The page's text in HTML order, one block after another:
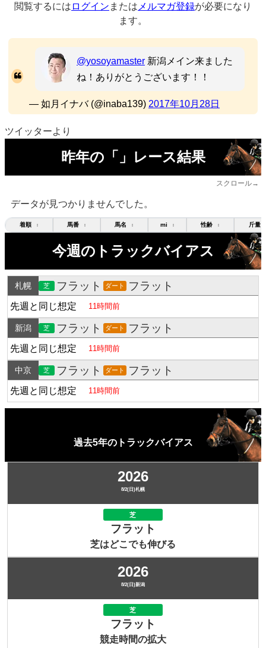
閲覧するには ログイン または メルマガ登録が必要になり
ます。
@yosoyamaster 新潟メイン来ました
ね！ありがとうございます！！
— 如月イナバ (@inaba139) 2017年10月28日
ツイッターより
昨年の「」レース結果
スクロール→
データが見つかりませんでした。
着順 ↕ 馬番 ↕ 馬名 ↕ mi ↕ 性齢 ↕ 斤量
今週のトラックバイアス
札幌 芝 フラット ダート フラット
先週と同じ想定 11時間前
新潟 芝 フラット ダート フラット
先週と同じ想定 11時間前
中京 芝 フラット ダート フラット
先週と同じ想定 11時間前
過去5年のトラックバイアス
2026
8/2(日)札幌
芝
フラット
芝はどこでも伸びる
2026
8/2(日)新潟
芝
フラット
競走時間の拡大